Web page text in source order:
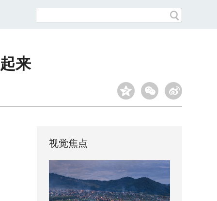
来
视觉焦点